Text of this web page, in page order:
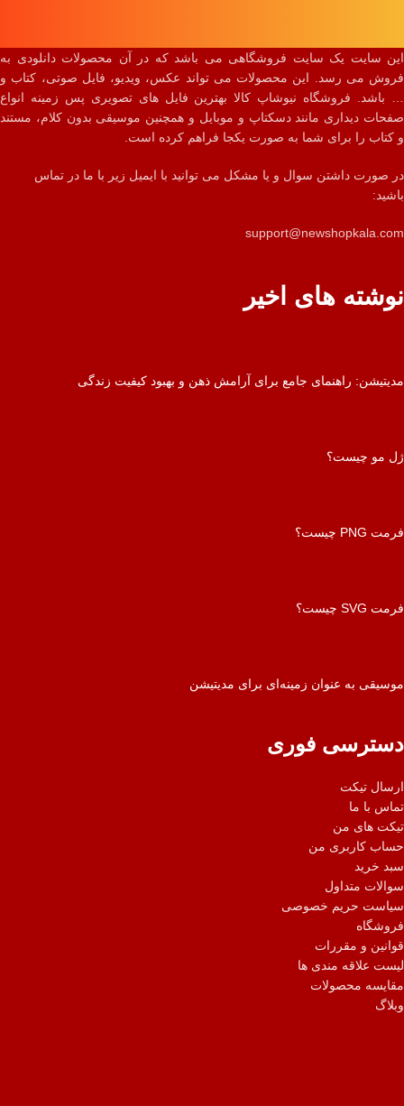
این سایت یک سایت فروشگاهی می باشد که در آن محصولات دانلودی به
فروش می رسد. این محصولات می تواند عکس، ویدیو، فایل صوتی، کتاب و
… باشد. فروشگاه نیوشاپ کالا بهترین فایل های تصویری پس زمینه انواع
صفحات دیداری مانند دسکتاپ و موبایل و همچنین موسیقی بدون کلام، مستند
و کتاب را برای شما به صورت یکجا فراهم کرده است.
در صورت داشتن سوال و یا مشکل می توانید با ایمیل زیر با ما در تماس
باشید:
support@newshopkala.com
نوشته های اخیر
مدیتیشن: راهنمای جامع برای آرامش ذهن و بهبود کیفیت زندگی
ژل مو چیست؟
فرمت PNG چیست؟
فرمت SVG چیست؟
موسیقی به عنوان زمینه‌ای برای مدیتیشن
دسترسی فوری
ارسال تیکت
تماس با ما
تیکت های من
حساب کاربری من
سبد خرید
سوالات متداول
سیاست حریم خصوصی
فروشگاه
قوانین و مقررات
لیست علاقه مندی ها
مقایسه محصولات
وبلاگ